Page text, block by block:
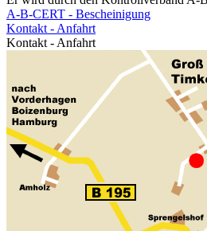
A-B-CERT - Bescheinigung
Kontakt - Anfahrt
Kontakt - Anfahrt